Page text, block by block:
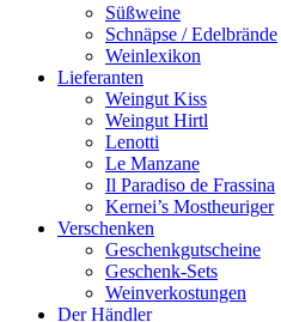
Süßweine
Schnäpse / Edelbrände
Weinlexikon
Lieferanten
Weingut Kiss
Weingut Hirtl
Lenotti
Le Manzane
Il Paradiso de Frassina
Kernei’s Mostheuriger
Verschenken
Geschenkgutscheine
Geschenk-Sets
Weinverkostungen
Der Händler